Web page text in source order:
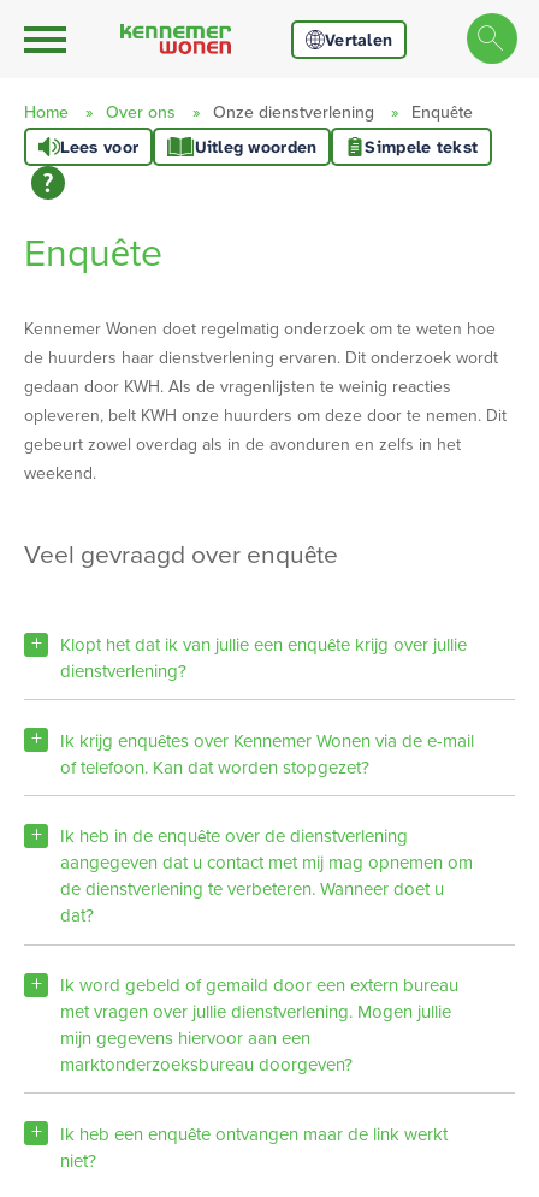
Naar hoofdinhoud
Naar hoofdnavigatiemenu
Naar zoeken
Naar de homepage
Ga naar Hoofd Vertalen
Home Over ons Onze dienstverlening Enquête
Lees voor Uitleg woorden Simpele tekst
Enquête
Kennemer Wonen doet regelmatig onderzoek om te weten hoe
de huurders haar dienstverlening ervaren. Dit onderzoek wordt
gedaan door KWH. Als de vragenlijsten te weinig reacties
opleveren, belt KWH onze huurders om deze door te nemen. Dit
gebeurt zowel overdag als in de avonduren en zelfs in het
weekend.
veel gevraagd over enquête
Klopt het dat ik van jullie een enquête krijg over jullie
dienstverlening?
Ik krijg enquêtes over Kennemer Wonen via de e-mail
of telefoon. Kan dat worden stopgezet?
Ik heb in de enquête over de dienstverlening
aangegeven dat u contact met mij mag opnemen om
de dienstverlening te verbeteren. Wanneer doet u
dat?
Ik word gebeld of gemaild door een extern bureau
met vragen over jullie dienstverlening. Mogen jullie
mijn gegevens hiervoor aan een
marktonderzoeksbureau doorgeven?
Ik heb een enquête ontvangen maar de link werkt
niet?